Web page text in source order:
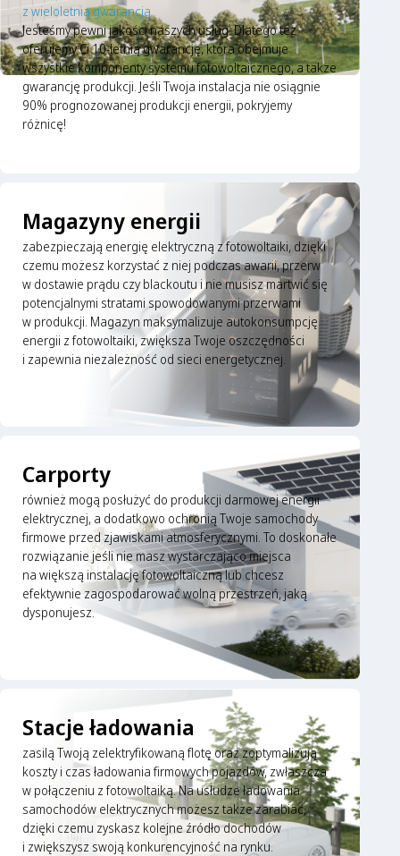
z wieloletnią gwarancją
Jesteśmy pewni jakości naszych usług. Dlatego też
oferujemy Ci 10-letnią gwarancję, która obejmuje
wszystkie komponenty systemu fotowoltaicznego, a także
gwarancję produkcji. Jeśli Twoja instalacja nie osiągnie
90% prognozowanej produkcji energii, pokryjemy
różnicę!
Magazyny energii
zabezpieczają energię elektryczną z fotowoltaiki, dzięki
czemu możesz korzystać z niej podczas awarii, przerw
w dostawie prądu czy blackoutu i nie musisz martwić się
potencjalnymi stratami spowodowanymi przerwami
w produkcji. Magazyn maksymalizuje autokonsumpcję
energii z fotowoltaiki, zwiększa Twoje oszczędności
i zapewnia niezależność od sieci energetycznej.
Carporty
również mogą posłużyć do produkcji darmowej energii
elektrycznej, a dodatkowo ochronią Twoje samochody
firmowe przed zjawiskami atmosferycznymi. To doskonałe
rozwiązanie jeśli nie masz wystarczająco miejsca
na większą instalację fotowoltaiczną lub chcesz
efektywnie zagospodarować wolną przestrzeń, jaką
dysponujesz.
Stacje ładowania
zasilą Twoją zelektryfikowaną flotę oraz zoptymalizują
koszty i czas ładowania firmowych pojazdów, zwłaszcza
w połączeniu z fotowoltaiką. Na usłudze ładowania
samochodów elektrycznych możesz także zarabiać,
dzięki czemu zyskasz kolejne źródło dochodów
i zwiększysz swoją konkurencyjność na rynku.